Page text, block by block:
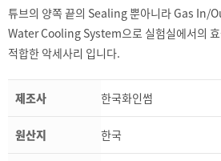
튜브의 양쪽 끝의 Sealing 뿐아니라 Gas
Water Cooling System으로 실험실에서의
적합한 악세사리 입니다.
제조사 한국화인썸
원산지 한국